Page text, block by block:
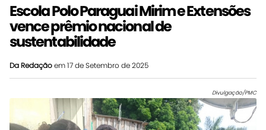
Escola Polo Paraguai Mirim e Extensões
vence prêmio nacional de
sustentabilidade
Da Redaçãoem 17 de Setembro de 2025
Divulgação/PMC